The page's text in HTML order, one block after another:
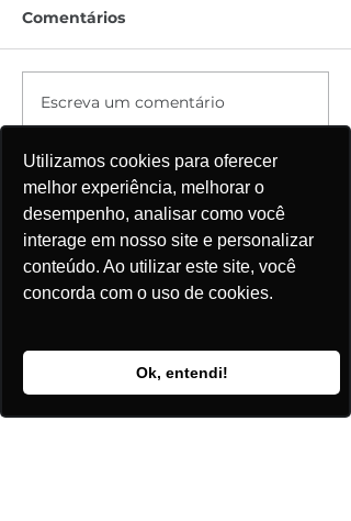
Utilizamos cookies para oferecer
melhor experiência, melhorar o
desempenho, analisar como você
interage em nosso site e personalizar
conteúdo. Ao utilizar este site, você
concorda com o uso de cookies.
Ok, entendi!
Comentários
Escreva um comentário
Posts Recentes
Baterias abrem nova fronteira
de investimentos no setor
elétrico
Axia reforça rede com nova
onda de investimentos em
transmissão